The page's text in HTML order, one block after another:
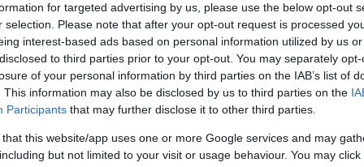
for targeted advertising by us, please use the below opt-out
selection. Please note that after your opt-out request is processed
interest-based ads based on personal information utilized by us
to third parties prior to your opt-out. You may separately
of your personal information by third parties on the IAB’s list of
This information may also be disclosed by us to third parties on the
Participants that may further disclose it to other third parties.
that this website/app uses one or more Google services and may
but not limited to your visit or usage behaviour. You may
DELA PÅ FACEBOOK DELA PÅ X
inlägg
vädjar till ministern – "Två timmars bilväg”